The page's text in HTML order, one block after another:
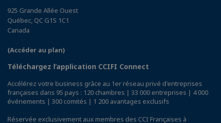
925 Grande Allée Ouest
Québec, QC G1S 1C1
Canada
(Accéder au plan)
Téléchargez l’application CCIFI Connect
Accélérez votre business grâce au 1er réseau privé d'entreprises
françaises dans 95 pays : 120 chambres | 33 000 entreprises | 4 000
événements | 300 comités | 1 200 avantages exclusifs
Réservée exclusivement aux membres des CCI Françaises à